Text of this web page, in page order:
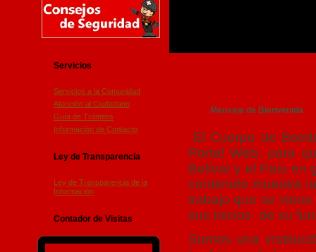
Servicios
Servicios a la Comunidad
Atención al Ciudadano
Guía de Trámites
Información de Contacto
Ley de Transparencia
Ley de Transparencia de la
Información
Contador de Visitas
Mensaje de Bienvenida
El Cuerpo de
Portal Web, para
Bolívar y el País en
contenido muestra
trabajo que se
sus inicios de su
Somos una